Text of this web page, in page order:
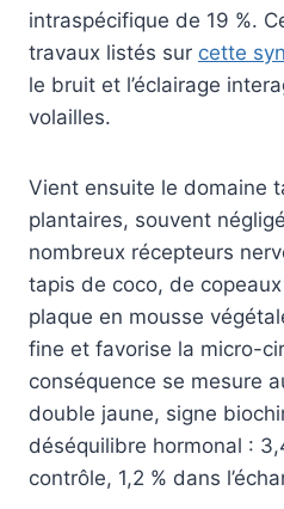
intraspécifique de 19 %.
travaux listés sur cette
le bruit et l’éclairage
volailles.
Vient ensuite le domaine
plantaires, souvent
nombreux récepteurs
tapis de coco, de
plaque en mousse
fine et favorise la micro-
conséquence se mesure
double jaune, signe
déséquilibre hormonal :
contrôle, 1,2 % dans